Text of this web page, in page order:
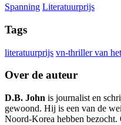
Spanning Literatuurprijs
Tags
literatuurprijs vn-thriller van
Over de auteur
D.B. John is journalist en
gewoond. Hij is een van de
Noord-Korea hebben